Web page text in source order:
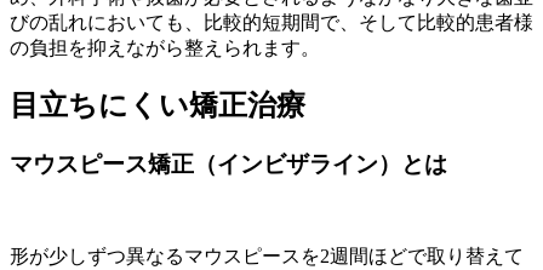
びの乱れにおいても、比較的短期間で、そして比較的患者様
の負担を抑えながら整えられます。
目立ちにくい矯正治療
マウスピース矯正（インビザライン）とは
形が少しずつ異なるマウスピースを2週間ほどで取り替えて